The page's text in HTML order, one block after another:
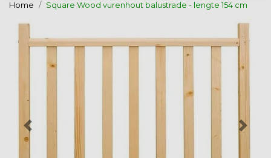
Home Square Wood vurenhout balustrade - lengte 154 cm
Vorige